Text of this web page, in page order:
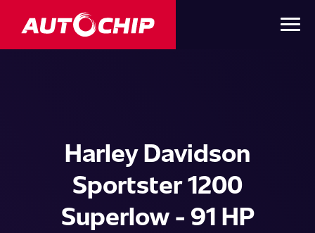
Harley Davidson
Sportster 1200
Superlow - 91 HP